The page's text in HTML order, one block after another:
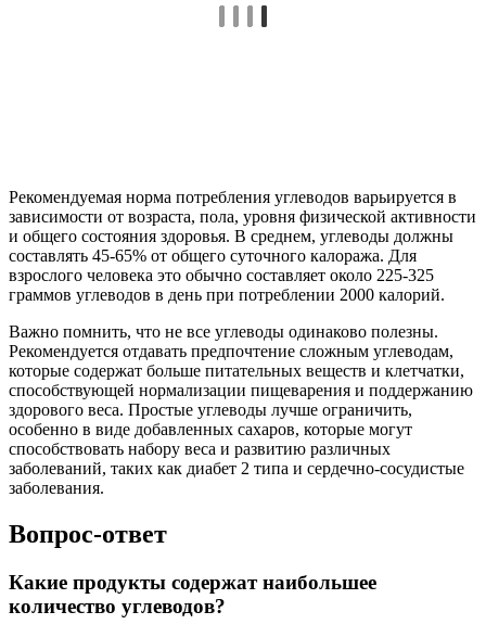
Рекомендуемая норма потребления углеводов варьируется в
зависимости от возраста, пола, уровня физической активности
и общего состояния здоровья. В среднем, углеводы должны
составлять 45-65% от общего суточного калоража. Для
взрослого человека это обычно составляет около 225-325
граммов углеводов в день при потреблении 2000 калорий.
Важно помнить, что не все углеводы одинаково полезны.
Рекомендуется отдавать предпочтение сложным углеводам,
которые содержат больше питательных веществ и клетчатки,
способствующей нормализации пищеварения и поддержанию
здорового веса. Простые углеводы лучше ограничить,
особенно в виде добавленных сахаров, которые могут
способствовать набору веса и развитию различных
заболеваний, таких как диабет 2 типа и сердечно-сосудистые
заболевания.
Вопрос-ответ
Какие продукты содержат наибольшее
количество углеводов?